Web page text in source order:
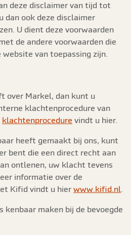
deze disclaimer van tijd tot
dan ook deze disclaimer
U dient deze voorwaarden
de andere voorwaarden die
van toepassing zijn.
over Markel, dan kunt u
klachtenprocedure van
klachtenprocedure vindt u hier.
heeft gemaakt bij ons, kunt
bent die een direct recht aan
ontlenen, uw klacht tevens
informatie over de
Kifid vindt u hier www.kifid.nl
maken bij de bevoegde